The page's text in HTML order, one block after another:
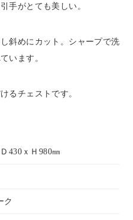
手がとても美しい。
斜めにカット。シャープで洗
います。
るチェストです。
430ｘＨ980㎜
ク